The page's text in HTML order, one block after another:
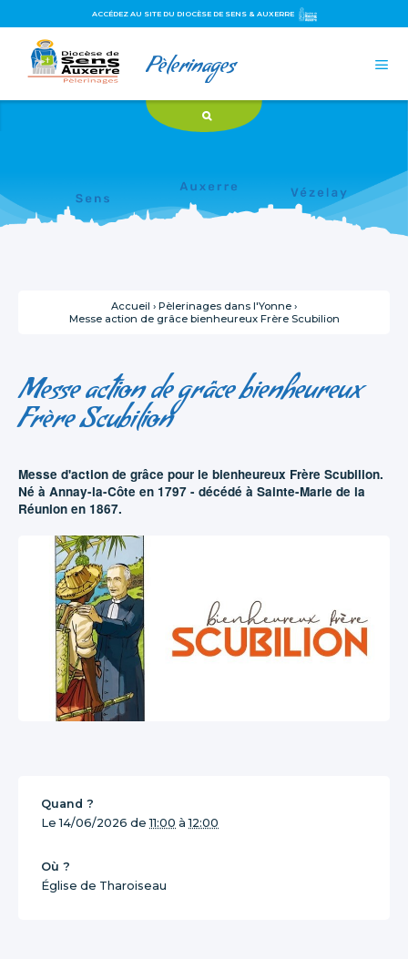
contenu.
la
personnels
ACCÉDEZ AU SITE DU DIOCÈSE DE SENS & AUXERRE
Pèlerinages 
Accueil › Pèlerinages dans l'Yonne ›
Messe action de grâce bienheureux Frère Scubilion
Messe action de grâce bienheureux
Frère Scubilion
Messe d'action de grâce pour le bienheureux Frère Scubilion.
Né à Annay-la-Côte en 1797 - décédé à Sainte-Marie de la
Réunion en 1867.
Quand ?
Le14/06/2026 de11:00 à12:00
Où ?
Église de Tharoiseau